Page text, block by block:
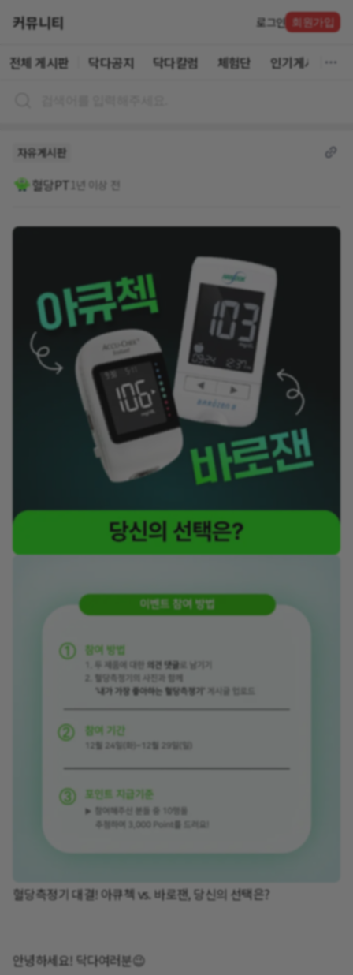
커뮤니티 로그인 회원가입
전체 게시판 닥다공지 닥다칼럼 체험단 인기게시글
자유게시판
혈당PT 1년 이상 전
혈당측정기 대결! 아큐첵 vs. 바로잰, 당신의 선택은?
안녕하세요! 닥다여러분😉